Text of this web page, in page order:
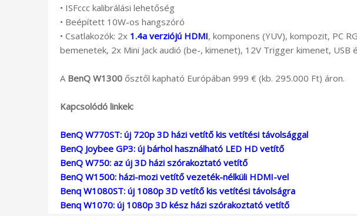
• ISFccc kalibrálási lehetőség
• Beépített 10W-os hangszóró
• Csatlakozók: 2x 1.4a verziójú HDMI, komponens (YUV), kompozit, PC
bemenetek, 2x Mini Jack audió (be-, kimenet), 12V Trigger kimenet, USB
A BenQ W1300 ősztől kapható Európában 999 € (kb. 295.000 Ft) áron.
Kapcsolódó linkek:
BenQ W770ST: új 720p 3D házi vetítő kis vetítési távolsággal
BenQ Joybee GP3: új bárhol használható LED HD vetítő
BenQ W750: az új 3D házi szórakoztató vetítő
BenQ W1500: házi-mozi vetítő vezeték-nélküli HDMI-vel
Benq W1080ST: új 1080p 3D vetítő kis vetítési távolságra
Benq W1070: új 1080p 3D kész házi szórakoztató vetítő